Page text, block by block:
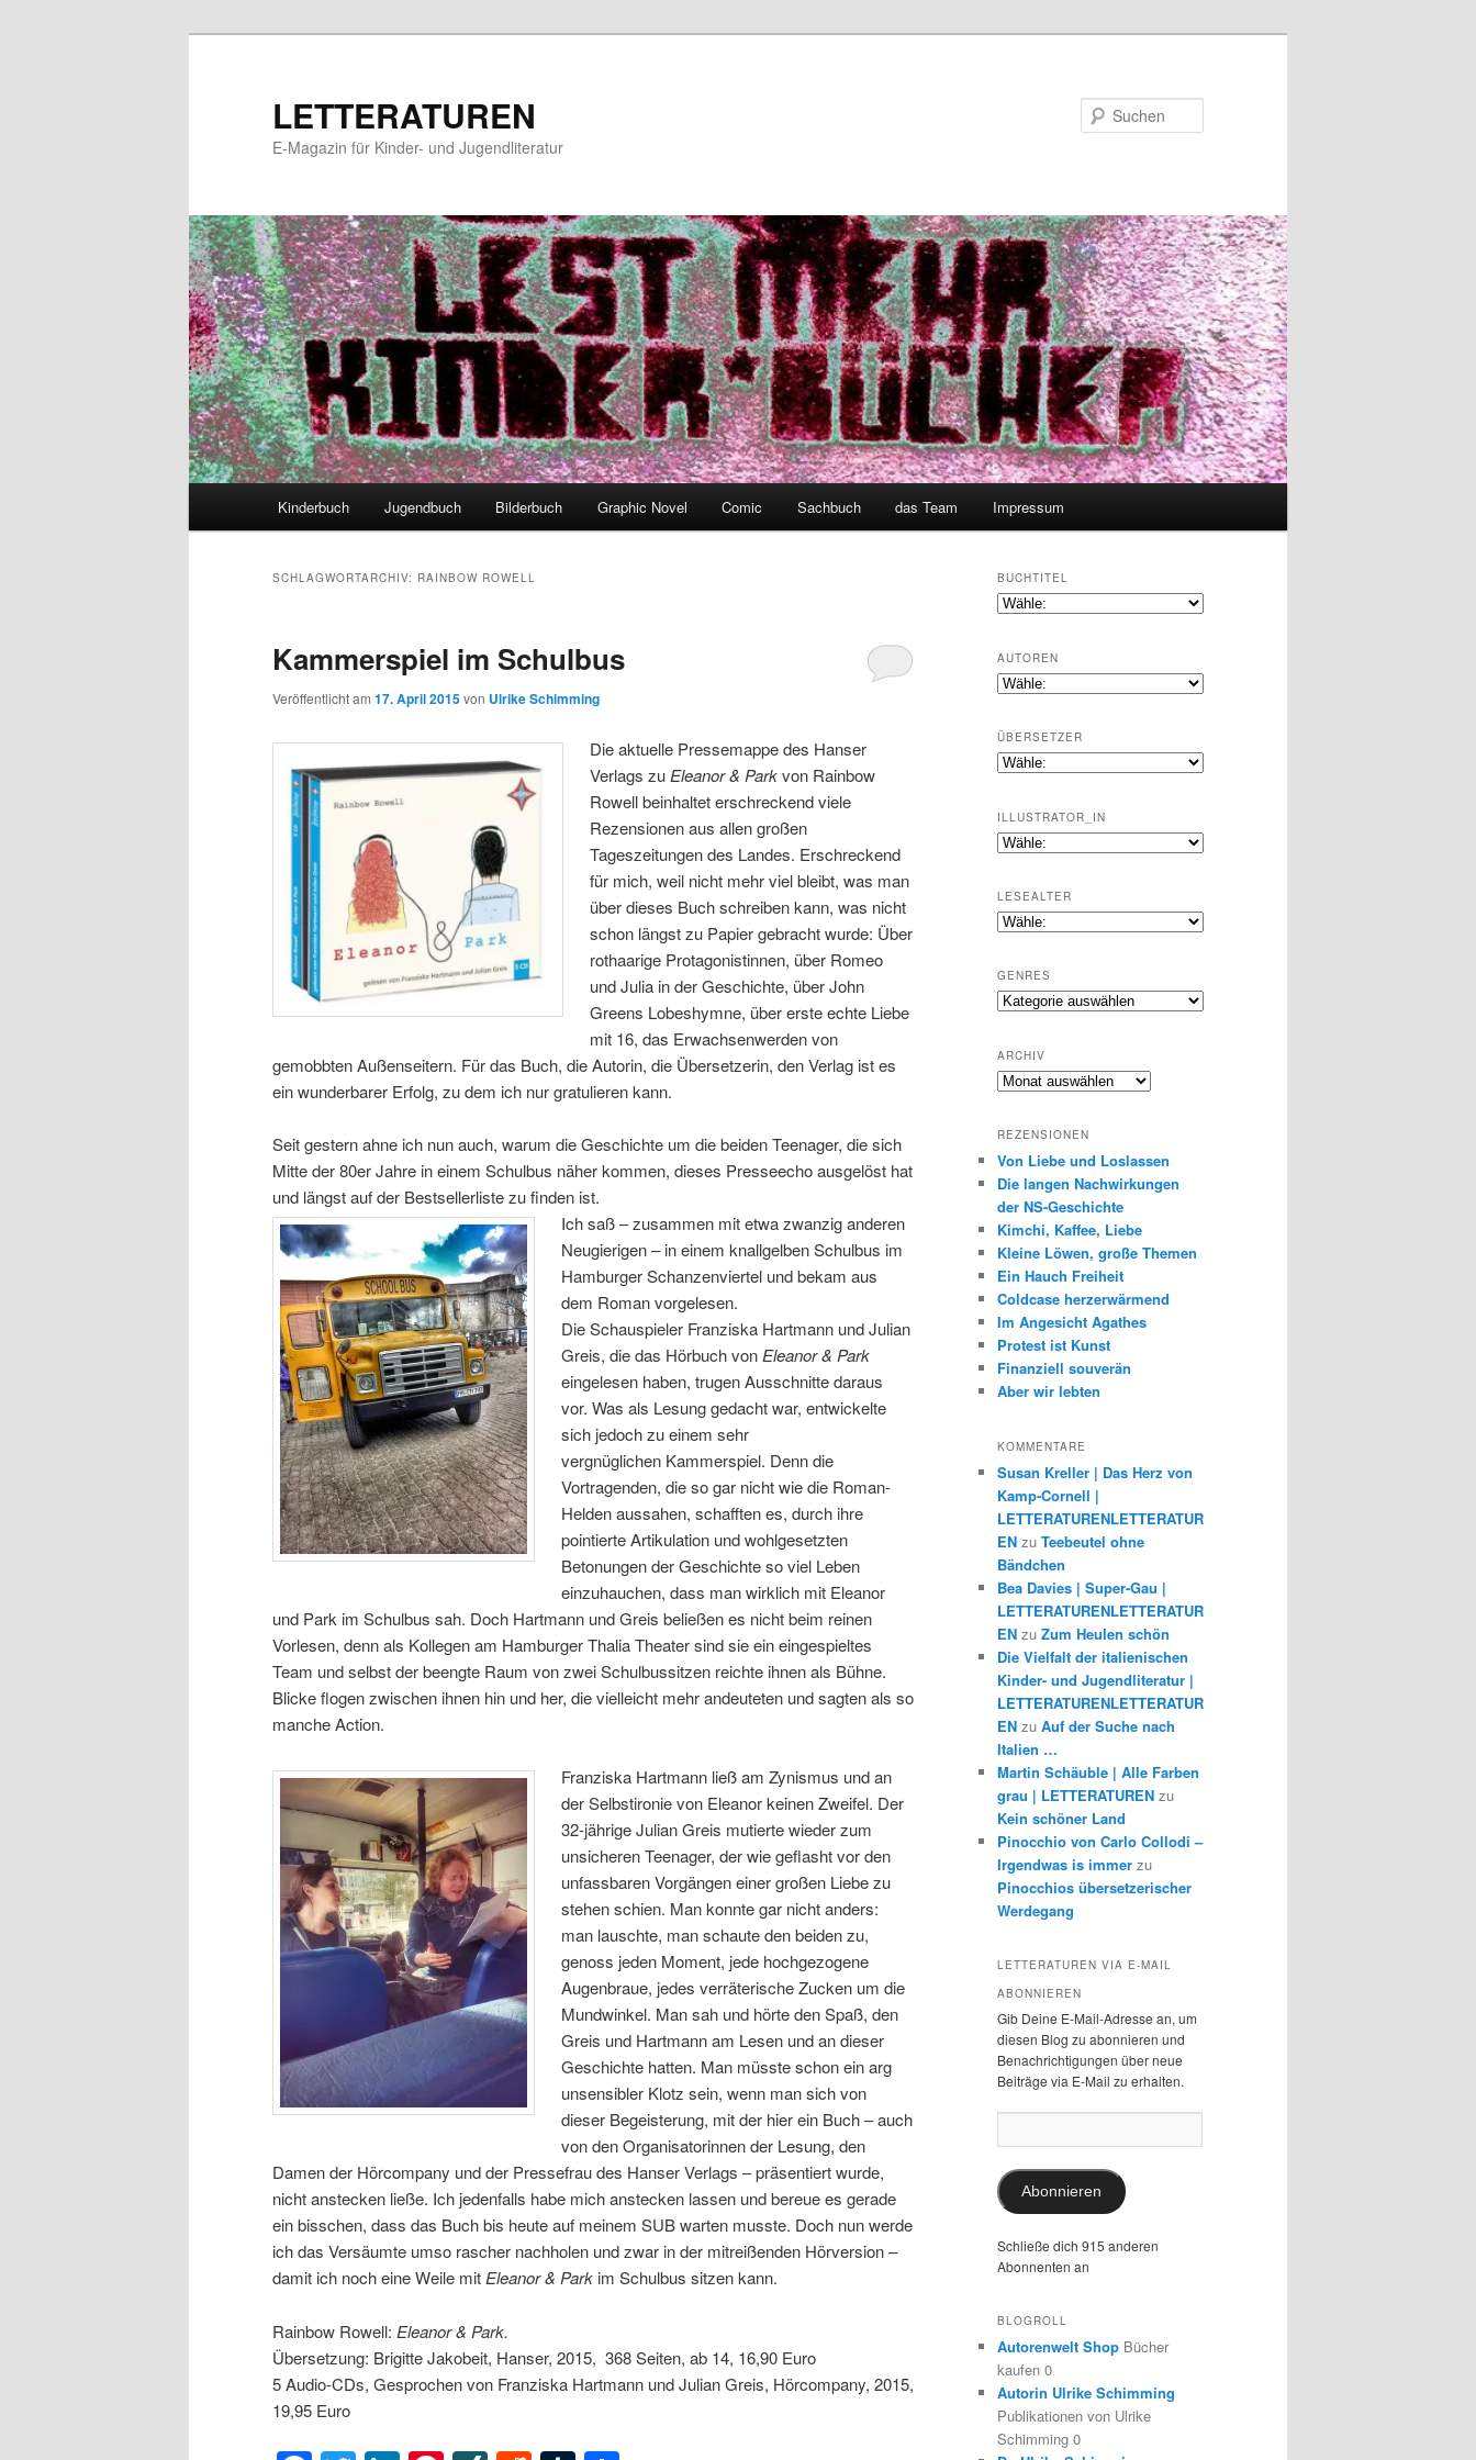
LETTERATUREN
E-Magazin für Kinder- und Jugendliteratur
Kinderbuch Jugendbuch Bilderbuch Graphic Novel Comic Sachbuch das Team Impressum
SCHLAGWORTARCHIV: RAINBOW ROWELL
Kammerspiel im Schulbus
Veröffentlicht am 17. April 2015von Ulrike Schimming
Die aktuelle Pressemappe des Hanser
Verlags zu Eleanor & Parkvon Rainbow
Rowell beinhaltet erschreckend viele
Rezensionen aus allen großen
Tageszeitungen des Landes. Erschreckend
für mich, weil nicht mehr viel bleibt, was man
über dieses Buch schreiben kann, was nicht
schon längst zu Papier gebracht wurde: Über
rothaarige Protagonistinnen, über Romeo
und Julia in der Geschichte, über John
Greens Lobeshymne, über erste echte Liebe
mit 16, das Erwachsenwerden von
gemobbten Außenseitern. Für das Buch, die Autorin, die Übersetzerin, den Verlag ist es
ein wunderbarer Erfolg, zu dem ich nur gratulieren kann.
Seit gestern ahne ich nun auch, warum die Geschichte um die beiden Teenager, die sich
Mitte der 80er Jahre in einem Schulbus näher kommen, dieses Presseecho ausgelöst hat
und längst auf der Bestsellerliste zu finden ist.
Ich saß – zusammen mit etwa zwanzig anderen
Neugierigen – in einem knallgelben Schulbus im
Hamburger Schanzenviertel und bekam aus
dem Roman vorgelesen.
Die Schauspieler Franziska Hartmann und Julian
Greis, die das Hörbuch von Eleanor & Park
eingelesen haben, trugen Ausschnitte daraus
vor. Was als Lesung gedacht war, entwickelte
sich jedoch zu einem sehr
vergnüglichen Kammerspiel. Denn die
Vortragenden, die so gar nicht wie die Roman-
Helden aussahen, schafften es, durch ihre
pointierte Artikulation und wohlgesetzten
Betonungen der Geschichte so viel Leben
einzuhauchen, dass man wirklich mit Eleanor
und Park im Schulbus sah. Doch Hartmann und Greis beließen es nicht beim reinen
Vorlesen, denn als Kollegen am Hamburger Thalia Theater sind sie ein eingespieltes
Team und selbst der beengte Raum von zwei Schulbussitzen reichte ihnen als Bühne.
Blicke flogen zwischen ihnen hin und her, die vielleicht mehr andeuteten und sagten als so
manche Action.
Franziska Hartmann ließ am Zynismus und an
der Selbstironie von Eleanor keinen Zweifel. Der
32-jährige Julian Greis mutierte wieder zum
unsicheren Teenager, der wie geflasht vor den
unfassbaren Vorgängen einer großen Liebe zu
stehen schien. Man konnte gar nicht anders:
man lauschte, man schaute den beiden zu,
genoss jeden Moment, jede hochgezogene
Augenbraue, jedes verräterische Zucken um die
Mundwinkel. Man sah und hörte den Spaß, den
Greis und Hartmann am Lesen und an dieser
Geschichte hatten. Man müsste schon ein arg
unsensibler Klotz sein, wenn man sich von
dieser Begeisterung, mit der hier ein Buch – auch
von den Organisatorinnen der Lesung, den
Damen der Hörcompany und der Pressefrau des Hanser Verlags – präsentiert wurde,
nicht anstecken ließe. Ich jedenfalls habe mich anstecken lassen und bereue es gerade
ein bisschen, dass das Buch bis heute auf meinem SUB warten musste. Doch nun werde
ich das Versäumte umso rascher nachholen und zwar in der mitreißenden Hörversion –
damit ich noch eine Weile mitEleanor & Park im Schulbus sitzen kann.
Rainbow Rowell: Eleanor& Park.
Übersetzung: Brigitte Jakobeit, Hanser, 2015, 368 Seiten, ab 14, 16,90 Euro
5 Audio-CDs, Gesprochen von Franziska Hartmann und Julian Greis, Hörcompany, 2015,
19,95 Euro
BUCHTITEL
AUTOREN
ÜBERSETZER
ILLUSTRATOR_IN
LESEALTER
GENRES
Genres
ARCHIV
Archiv
REZENSIONEN
Von Liebe und Loslassen
Die langen Nachwirkungen
der NS-Geschichte
Kimchi, Kaffee, Liebe
Kleine Löwen, große Themen
Ein Hauch Freiheit
Coldcase herzerwärmend
Im Angesicht Agathes
Protest ist Kunst
Finanziell souverän
Aber wir lebten
KOMMENTARE
Susan Kreller | Das Herz von
Kamp-Cornell |
LETTERATURENLETTERATUR
EN zu Teebeutel ohne
Bändchen
Bea Davies | Super-Gau |
LETTERATURENLETTERATUR
EN zu Zum Heulen schön
Die Vielfalt der italienischen
Kinder- und Jugendliteratur |
LETTERATURENLETTERATUR
EN zu Auf der Suche nach
Italien …
Martin Schäuble | Alle Farben
grau | LETTERATUREN zu
Kein schöner Land
Pinocchio von Carlo Collodi –
Irgendwas is immer zu
Pinocchios übersetzerischer
Werdegang
LETTERATUREN VIA E-MAIL
ABONNIEREN
Gib Deine E-Mail-Adresse an, um
diesen Blog zu abonnieren und
Benachrichtigungen über neue
Beiträge via E-Mail zu erhalten.
Mail-
Abonnieren
Schließe dich 915 anderen
Abonnenten an
BLOGROLL
Autorenwelt Shop Bücher
kaufen 0
Autorin Ulrike Schimming
Publikationen von Ulrike
Schimming 0